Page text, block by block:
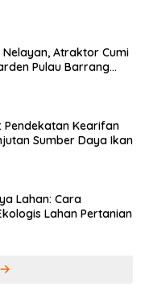
Atraktor Cumi
Pulau Barrang
Pendekatan Kearifan
Sumber Daya Ikan
Lahan: Cara
Lahan Pertanian